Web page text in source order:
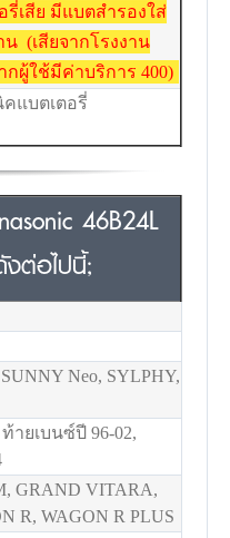
รี่เสีย มีแบตสำรองใส่
น (เสียจากโรงงาน
กผู้ใช้มีค่าบริการ 400)
แบตเตอรี่
46B24L
ต่อไปนี้;
Neo, SYLPHY,
ายเบนซ์ปี 96-02,
GRAND VITARA,
R, WAGON R PLUS